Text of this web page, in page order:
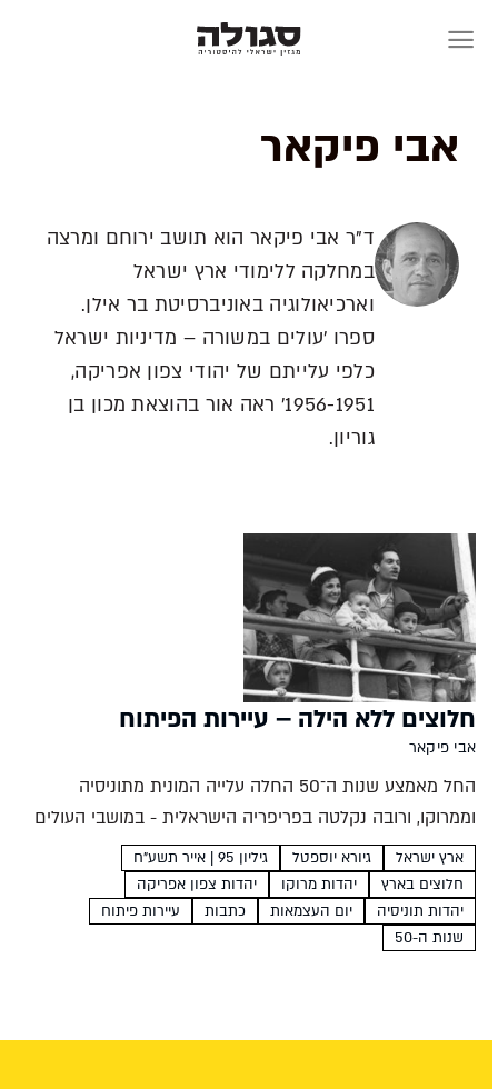
אבי פיקאר
ד"ר אבי פיקאר הוא תושב ירוחם ומרצה
במחלקה ללימודי ארץ ישראל
וארכיאולוגיה באוניברסיטת בר אילן.
ספרו 'עולים במשורה – מדיניות ישראל
כלפי עלייתם של יהודי צפון אפריקה,
1956-1951' ראה אור בהוצאת מכון בן
גוריון.
חלוצים ללא הילה – עיירות הפיתוח
אבי פיקאר
החל מאמצע שנות ה־50 החלה עלייה המונית מתוניסיה
וממרוקו, ורובה נקלטה בפריפריה הישראלית - במושבי העולים
ובעיירות. למה הועברו יוצאי צפון אפריקה דווקא לאזורים אלה?
גזענות? חלוציות? התשובה כנראה מורכבת יותר אבי פיקאר
כאשר נשאלים...
ארץ ישראל גיורא יוספטל
גיליון 95 | אייר תשע"ח
חלוצים בארץ
יהדות מרוקו
יהדות צפון אפריקה
יהדות תוניסיה
יום העצמאות כתבות
עיירות פיתוח
שנות ה-50